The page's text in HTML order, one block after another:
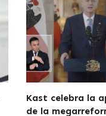
Kast celebra la
de la